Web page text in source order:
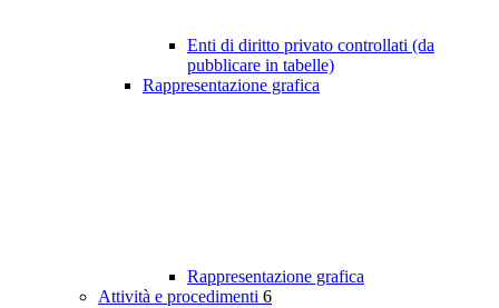
Enti di diritto privato controllati (da
pubblicare in tabelle)
Rappresentazione grafica
Rappresentazione grafica
Attività e procedimenti 6